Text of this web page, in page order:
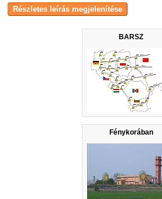
BARSZ
Fénykorában